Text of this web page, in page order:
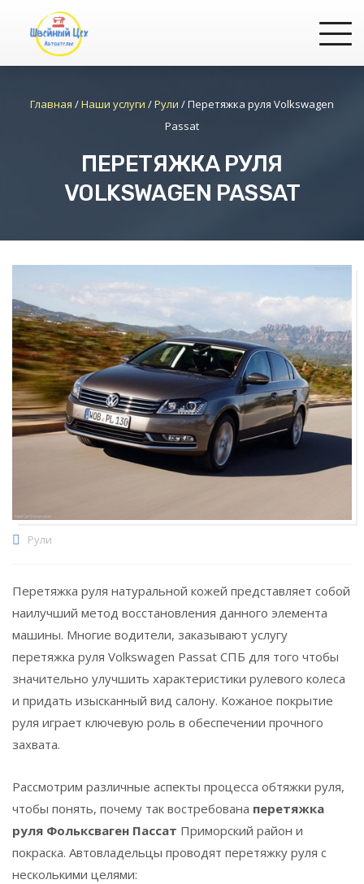
Главная /Наши услуги /Рули /Перетяжка руля Volkswagen
Passat
ПЕРЕТЯЖКА РУЛЯ
VOLKSWAGEN PASSAT
Рули
Перетяжка руля натуральной кожей представляет собой
наилучший метод восстановления данного элемента
машины. Многие водители, заказывают услугу
перетяжка руля Volkswagen Passat СПБ для того чтобы
значительно улучшить характеристики рулевого колеса
и придать изысканный вид салону. Кожаное покрытие
руля играет ключевую роль в обеспечении прочного
захвата.
Рассмотрим различные аспекты процесса обтяжки руля,
чтобы понять, почему так востребована перетяжка
руля Фольксваген Пассат Приморский район и
покраска. Автовладельцы проводят перетяжку руля с
несколькими целями: